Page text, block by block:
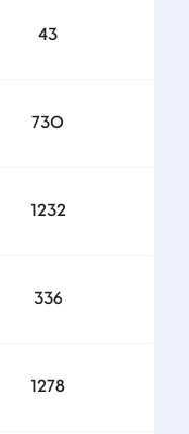
43
730
1232
336
1278